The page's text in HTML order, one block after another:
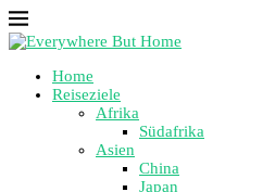
Home
Reiseziele
Afrika
Südafrika
Asien
China
Japan